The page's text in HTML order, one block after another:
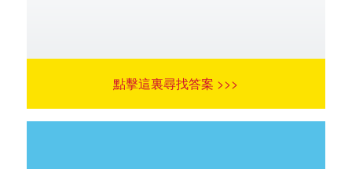
點擊這裏尋找答案 >>>